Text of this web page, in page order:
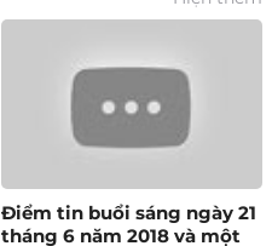
Điểm tin buổi sáng ngày 21
tháng 6 năm 2018 và một